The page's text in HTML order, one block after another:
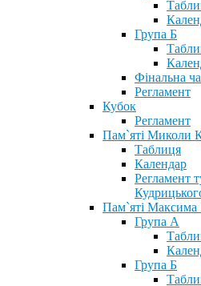
Група Б
Фінальна
Регламент
Кубок
Регламент
Пам`яті Миколи
Таблиця
Календар
Регламент
Пам`яті Максима
Група А
Група Б